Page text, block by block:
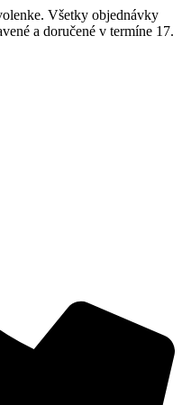
Všetky objednávky
a doručené v termíne 17.